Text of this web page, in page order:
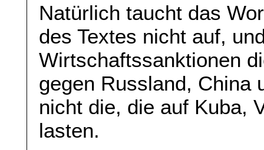
Natürlich taucht das
des Textes nicht auf,
Wirtschaftssanktionen
gegen Russland, China
nicht die, die auf Kuba,
lasten.